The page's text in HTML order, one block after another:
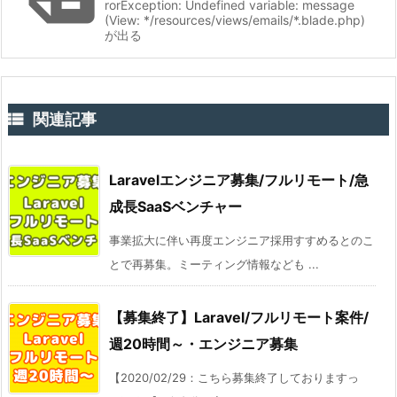
rorException: Undefined variable: message
(View: */resources/views/emails/*.blade.php)
が出る
 関連記事
Laravelエンジニア募集/フルリモート/急
成長SaaSベンチャー
事業拡大に伴い再度エンジニア採用すすめるとのこ
とで再募集。ミーティング情報なども ...
【募集終了】Laravel/フルリモート案件/
週20時間～・エンジニア募集
【2020/02/29：こちら募集終了しておりますっ